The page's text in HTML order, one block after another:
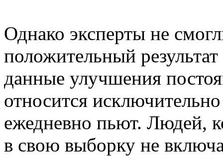
Однако эксперты не
положительный
данные улучшения
относится
ежедневно пьют. Людей,
в свою выборку не